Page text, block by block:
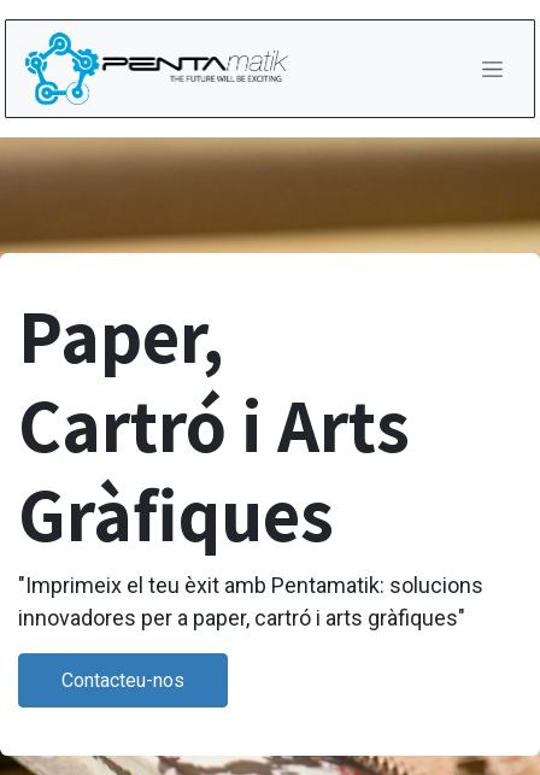
Paper,
Cartró i Arts
Gràfiques
"Imprimeix el teu èxit amb Pentamatik: solucions
innovadores per a paper, cartró i arts gràfiques"
Contacteu-nos